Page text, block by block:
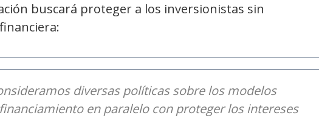
buscará proteger a los inversionistas sin
diversas políticas sobre los modelos
en paralelo con proteger los intereses